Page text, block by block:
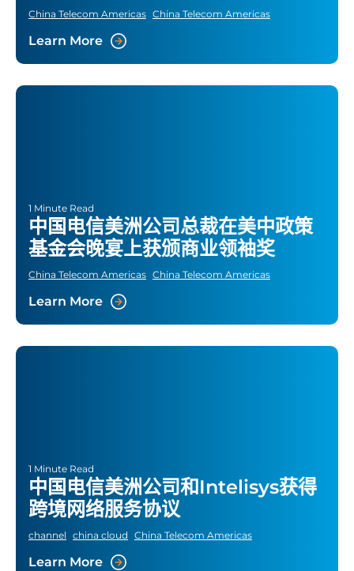
China Telecom Americas China Telecom Americas
Learn More
1 Minute Read
中国电信美洲公司总裁在美中政策
基金会晚宴上获颁商业领袖奖
China Telecom Americas China Telecom Americas
Learn More
1 Minute Read
中国电信美洲公司和Intelisys获得
跨境网络服务协议
channel china cloud China Telecom Americas
Learn More